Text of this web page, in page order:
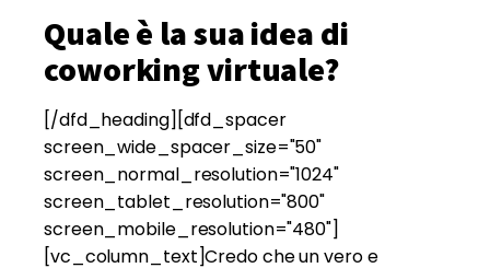
Quale è la sua idea di
coworking virtuale?
[/dfd_heading][dfd_spacer
screen_wide_spacer_size="50"
screen_normal_resolution="1024"
screen_tablet_resolution="800"
screen_mobile_resolution="480"]
[vc_column_text]Credo che un vero e